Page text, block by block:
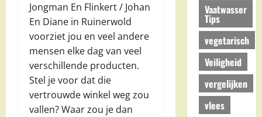
Jongman En Flinkert / Johan
En Diane in Ruinerwold
voorziet jou en veel andere
mensen elke dag van veel
verschillende producten.
Stel je voor dat die
vertrouwde winkel weg zou
vallen? Waar zou je dan
Vaatwasser
Tips
vegetarisch
Veiligheid
vergelijken
vlees